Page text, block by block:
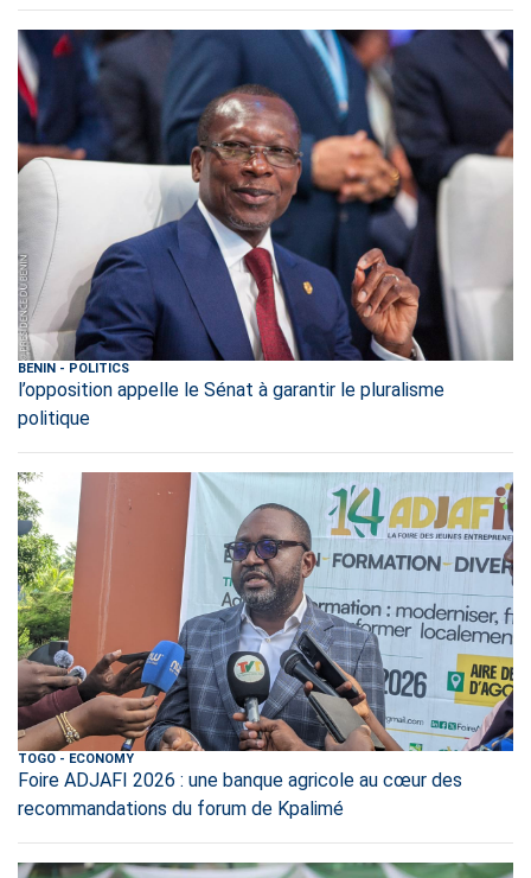
BENIN - POLITICS
l’opposition appelle le Sénat à garantir le pluralisme
politique
TOGO - ECONOMY
Foire ADJAFI 2026 : une banque agricole au cœur des
recommandations du forum de Kpalimé